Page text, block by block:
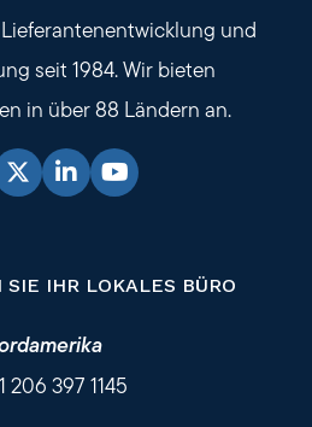
und
seit 1984. Wir bieten
in über 88 Ländern an.
SIE IHR LOKALES BÜRO
206 397 1145